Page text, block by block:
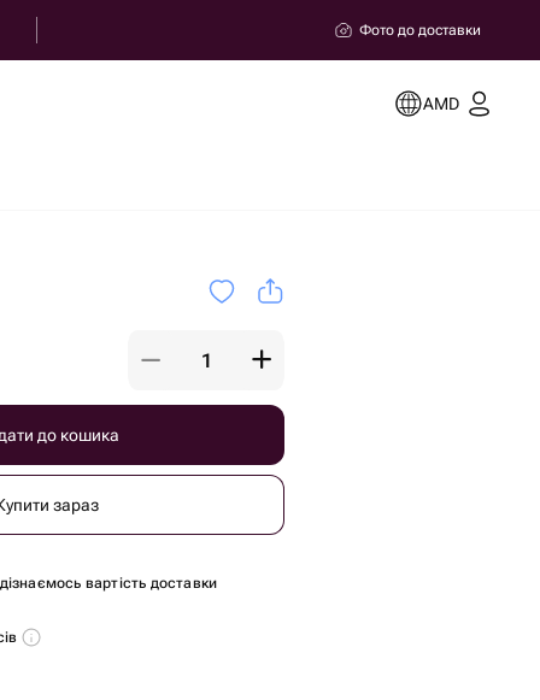
Фото до доставки
AMD
до кошика
зараз
вартість доставки